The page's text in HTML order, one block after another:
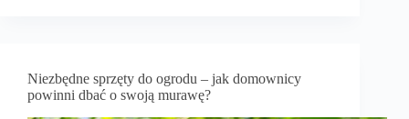
Niezbędne sprzęty do ogrodu – jak domownicy
powinni dbać o swoją murawę?